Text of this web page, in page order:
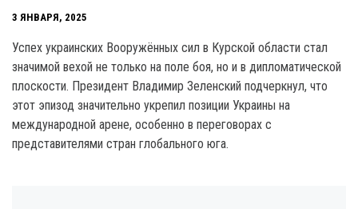
3 ЯНВАРЯ, 2025
Успех украинских Вооружённых сил в Курской области стал
значимой вехой не только на поле боя, но и в дипломатической
плоскости. Президент Владимир Зеленский подчеркнул, что
этот эпизод значительно укрепил позиции Украины на
международной арене, особенно в переговорах с
представителями стран глобального юга.